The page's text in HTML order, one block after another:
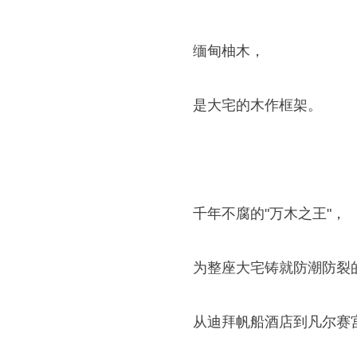
缅甸柚木，
是大宅的木作框架。
千年不腐的"万木之王"，
为整座大宅铸就防潮防裂
从迪拜帆船酒店到凡尔赛